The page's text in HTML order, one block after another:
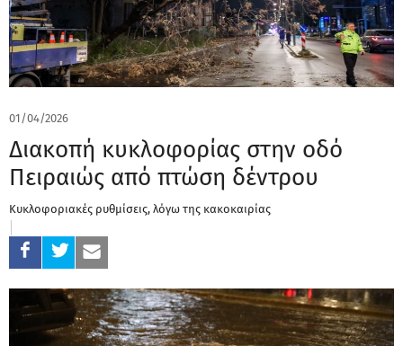
01/04/2026
Διακοπή κυκλοφορίας στην οδό
Πειραιώς από πτώση δέντρου
Κυκλοφοριακές ρυθμίσεις, λόγω της κακοκαιρίας